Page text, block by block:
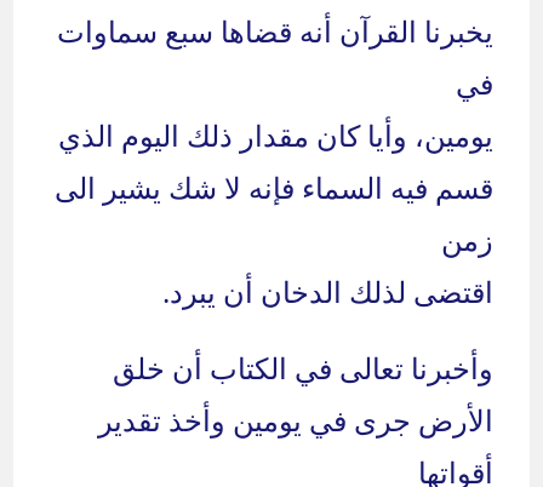
يخبرنا القرآن أنه قضاها سبع سماوات
في
يومين، وأيا كان مقدار ذلك اليوم الذي
قسم فيه السماء فإنه لا شك يشير الى
زمن
اقتضى لذلك الدخان أن يبرد.
وأخبرنا تعالى في الكتاب أن خلق
الأرض جرى في يومين وأخذ تقدير
أقواتها